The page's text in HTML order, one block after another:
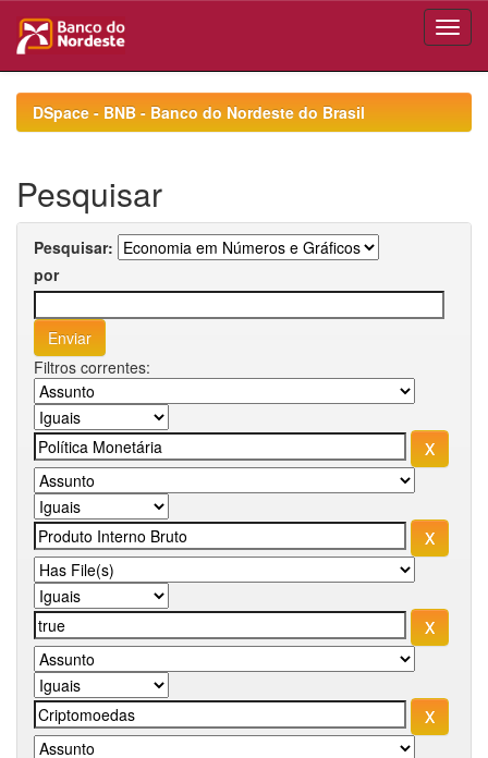
navigationDSpace - BNB - Banco do Nordeste do Brasil
Pesquisar
Pesquisar:
por
Filtros correntes: